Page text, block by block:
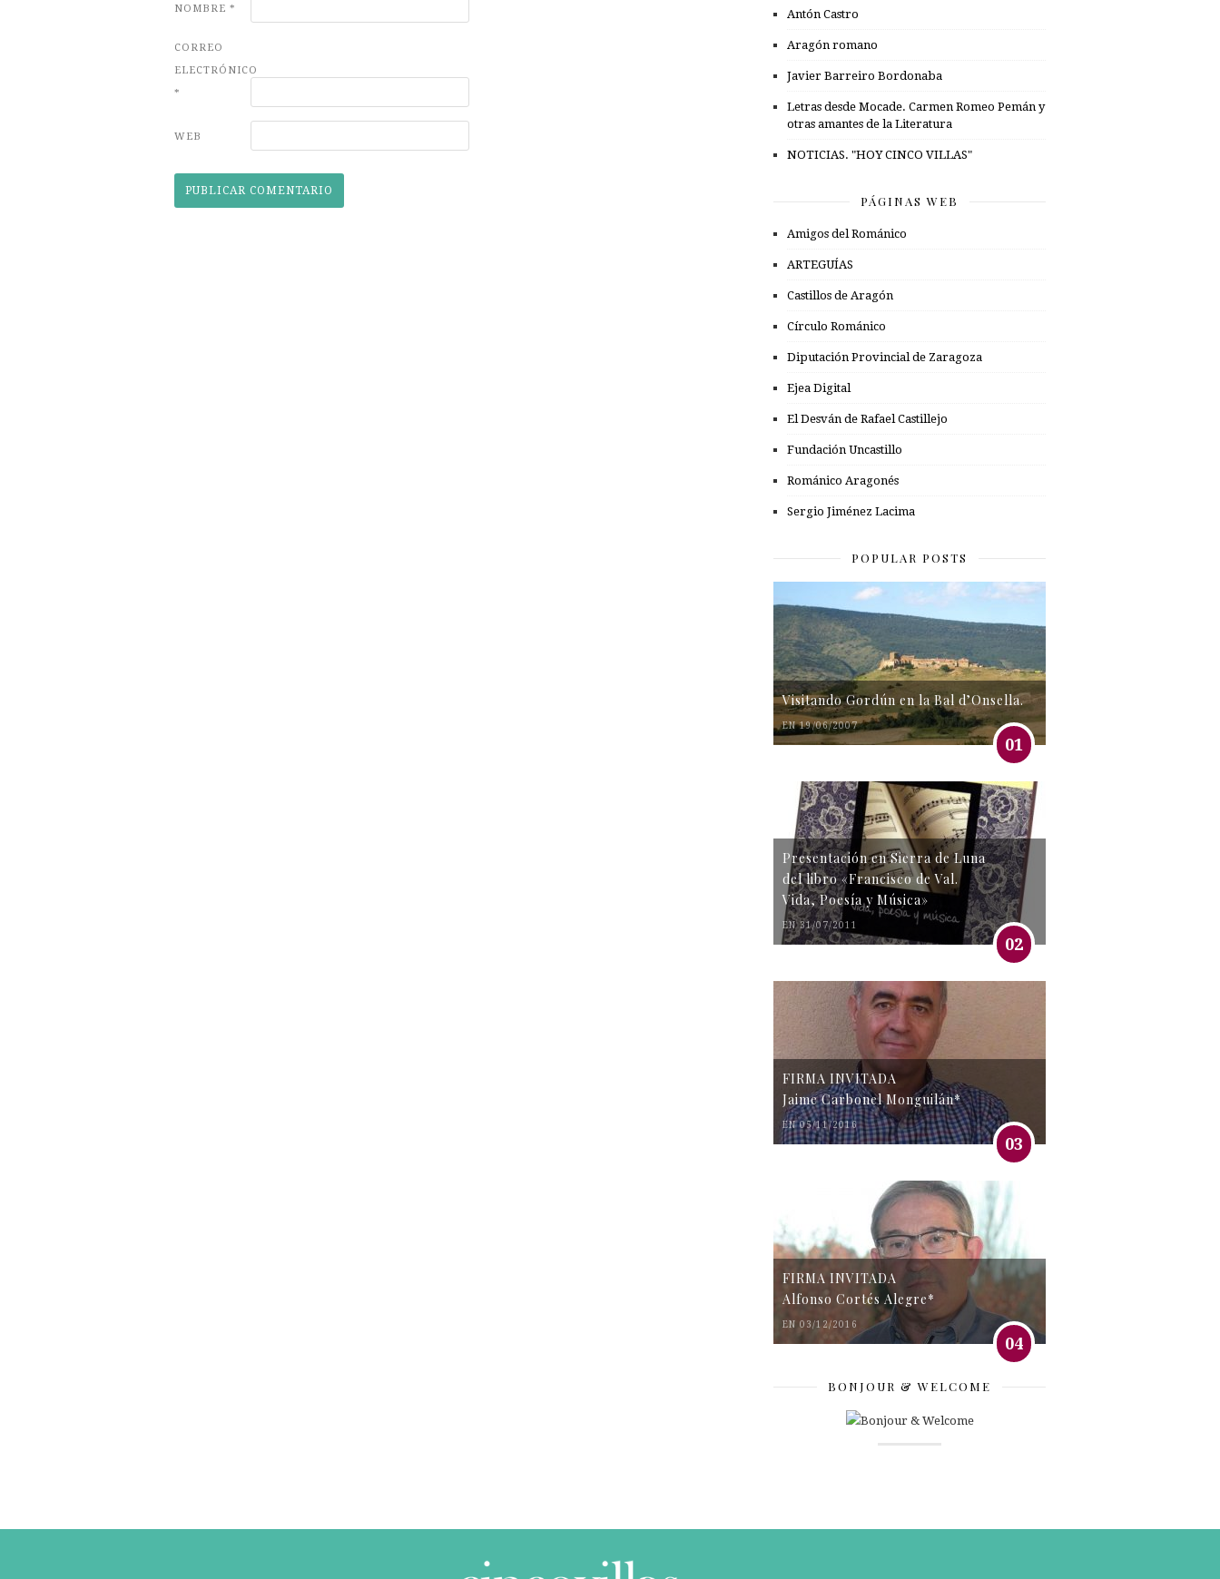
NOMBRE *
CORREO
ELECTRÓNICO
*
WEB
Antón Castro
Aragón romano
Javier Barreiro Bordonaba
Letras desde Mocade. Carmen Romeo Pemán y
otras amantes de la Literatura
NOTICIAS. "HOY CINCO VILLAS"
PÁGINAS WEB
Amigos del Románico
ARTEGUÍAS
Castillos de Aragón
Círculo Románico
Diputación Provincial de Zaragoza
Ejea Digital
El Desván de Rafael Castillejo
Fundación Uncastillo
Románico Aragonés
Sergio Jiménez Lacima
POPULAR POSTS
Visitando Gordún en la Bal d’Onsella.
EN 19/06/2007
01
Presentación en Sierra de Luna
del libro «Francisco de Val.
Vida, Poesía y Música»
EN 31/07/2011
02
FIRMA INVITADA
Jaime Carbonel Monguilán*
EN 05/11/2016
03
FIRMA INVITADA
Alfonso Cortés Alegre*
EN 03/12/2016
04
BONJOUR & WELCOME